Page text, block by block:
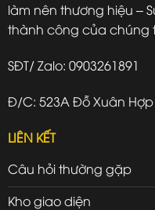
làm nên thương hiệu –
thành công của chúng
SĐT/ Zalo: 0903261891
Đ/C: 523A Đỗ Xuân
LIÊN KẾT
Câu hỏi thường gặp
Kho giao diện